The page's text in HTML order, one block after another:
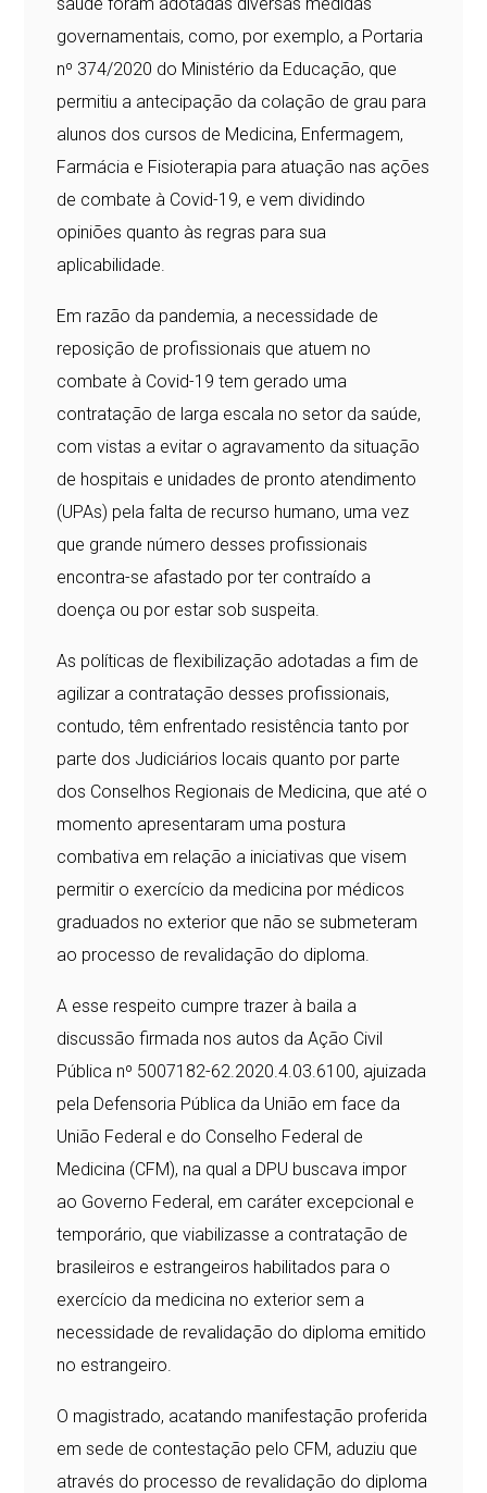
governamentais, como, por exemplo, a Portaria
nº 374/2020 do Ministério da Educação, que
permitiu a antecipação da colação de grau para
alunos dos cursos de Medicina, Enfermagem,
Farmácia e Fisioterapia para atuação nas ações
de combate à Covid-19, e vem dividindo
opiniões quanto às regras para sua
aplicabilidade.
Em razão da pandemia, a necessidade de
reposição de profissionais que atuem no
combate à Covid-19 tem gerado uma
contratação de larga escala no setor da saúde,
com vistas a evitar o agravamento da situação
de hospitais e unidades de pronto atendimento
(UPAs) pela falta de recurso humano, uma vez
que grande número desses profissionais
encontra-se afastado por ter contraído a
doença ou por estar sob suspeita.
As políticas de flexibilização adotadas a fim de
agilizar a contratação desses profissionais,
contudo, têm enfrentado resistência tanto por
parte dos Judiciários locais quanto por parte
dos Conselhos Regionais de Medicina, que até o
momento apresentaram uma postura
combativa em relação a iniciativas que visem
permitir o exercício da medicina por médicos
graduados no exterior que não se submeteram
ao processo de revalidação do diploma.
A esse respeito cumpre trazer à baila a
discussão firmada nos autos da Ação Civil
Pública nº 5007182-62.2020.4.03.6100, ajuizada
pela Defensoria Pública da União em face da
União Federal e do Conselho Federal de
Medicina (CFM), na qual a DPU buscava impor
ao Governo Federal, em caráter excepcional e
temporário, que viabilizasse a contratação de
brasileiros e estrangeiros habilitados para o
exercício da medicina no exterior sem a
necessidade de revalidação do diploma emitido
no estrangeiro.
O magistrado, acatando manifestação proferida
em sede de contestação pelo CFM, aduziu que
através do processo de revalidação do diploma